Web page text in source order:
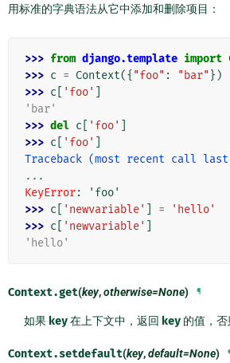
用标准的字典语法从它中添加和删除项目：
>>> from django.template import
>>> c = Context({ "foo" : "bar" })
>>> c 'foo'
'bar'
>>> del c 'foo'
>>> c 'foo'
Traceback (most recent call
...
KeyError:
'foo'
>>> c 'newvariable' =
'hello'
>>> c 'newvariable'
'hello'
Context.get(key,otherwise=None) ¶
如果 key在上下文中，返回 key的值，否
Context.setdefault(key,default=None)